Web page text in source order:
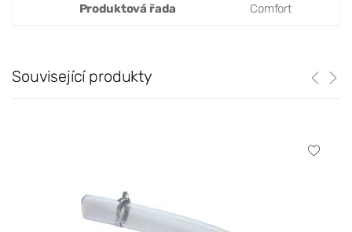
Produktová řada Comfort
Související produkty